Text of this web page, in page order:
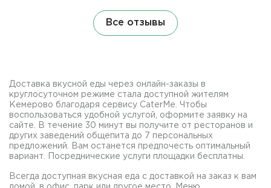
Все отзывы
Доставка вкусной еды через онлайн-заказы в
круглосуточном режиме стала доступной жителям
Кемерово благодаря сервису CaterMe. Чтобы
воспользоваться удобной услугой, оформите заявку на
сайте. В течение 30 минут вы получите от ресторанов и
других заведений общепита до 7 персональных
предложений. Вам останется предпочесть оптимальный
вариант. Посреднические услуги площадки бесплатны.
Всегда доступная вкусная еда с доставкой на заказ к вам